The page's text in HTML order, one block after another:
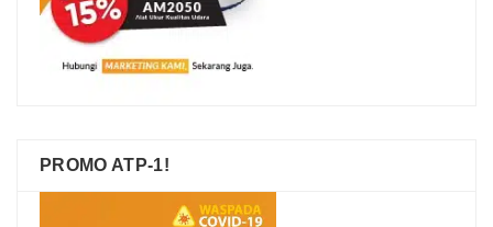
PROMO ATP-1!